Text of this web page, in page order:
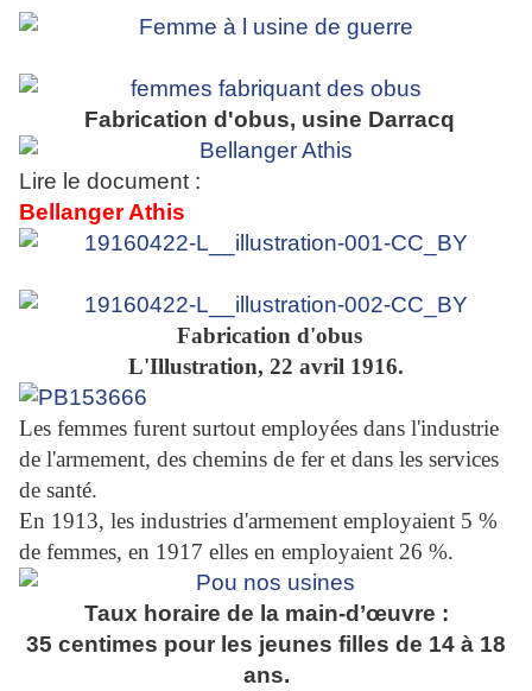
Fabrication d'obus, usine Darracq
Lire le document :
Bellanger Athis
Fabrication d'obus
L'Illustration, 22 avril 1916.
Les femmes furent surtout employées dans l'industrie
de l'armement, des chemins de fer et dans les services
de santé.
En 1913, les industries d'armement employaient 5 %
de femmes, en 1917 elles en employaient 26 %.
Taux horaire de la main-d’œuvre :
35 centimes pour les jeunes filles de 14 à 18
ans.